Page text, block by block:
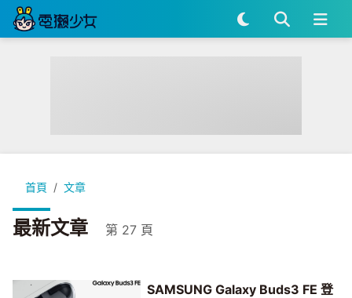
首頁 文章
最新文章 第 27 頁
SAMSUNG Galaxy Buds3 FE 登